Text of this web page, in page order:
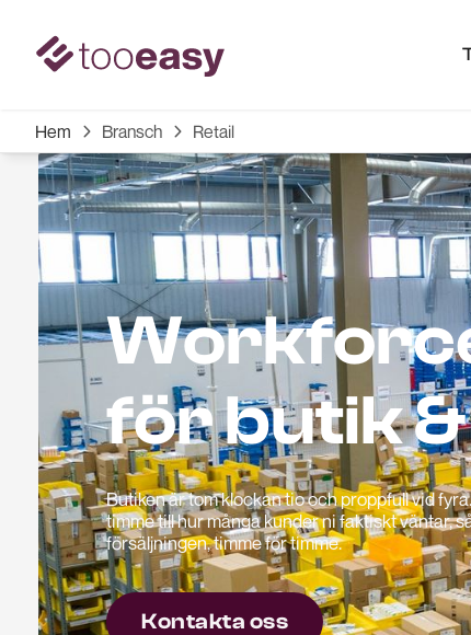
Hem  Bransch  Retail
för butik
Butiken är tom klockan tio och proppfull vid
timme till hur många kunder ni faktiskt väntar,
försäljningen, timme för timme.
Kontakta oss